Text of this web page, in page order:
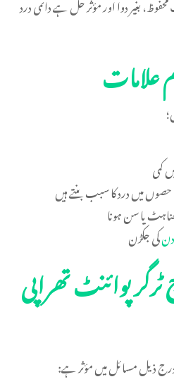
علامات
کمی
میں درد کا سبب بنتے ہیں
یا سن ہونا
کی جکڑن
پوائنٹ تھراپی
ذیل مسائل میں مؤثر ہے: